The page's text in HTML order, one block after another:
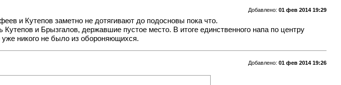
Добавлено: 01 фев 2014 19:29
и Кутепов заметно не дотягивают до подосновы пока что.
и Брызгалов, державшие пустое место. В итоге единственного напа по центру
никого не было из обороняющихся.
Добавлено: 01 фев 2014 19:26